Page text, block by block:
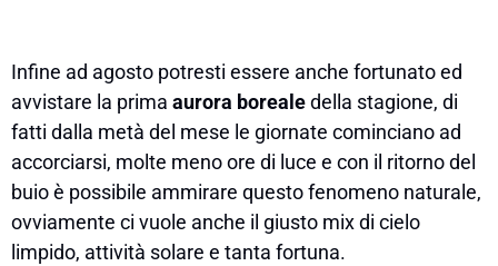
Infine ad agosto potresti essere anche fortunato ed
avvistare la prima aurora borealedella stagione, di
fatti dalla metà del mese le giornate cominciano ad
accorciarsi, molte meno ore di luce e con il ritorno del
buio è possibile ammirare questo fenomeno naturale,
ovviamente ci vuole anche il giusto mix di cielo
limpido, attività solare e tanta fortuna.